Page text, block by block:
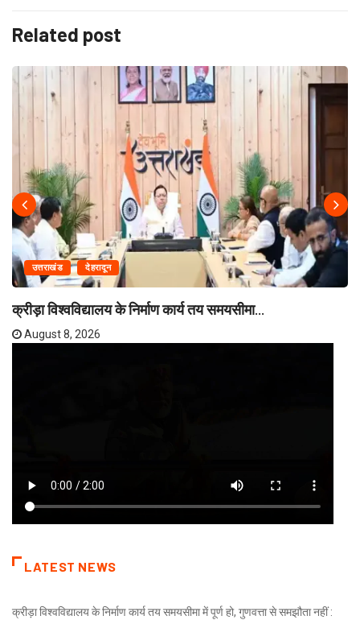
Related post
उत्तराखंड देहरादून
क्रीड़ा विश्वविद्यालय के निर्माण कार्य तय समयसीमा...
August 8, 2026
LATEST NEWS
क्रीड़ा विश्वविद्यालय के निर्माण कार्य तय समयसीमा में पूर्ण हो, गुणवत्ता से समझौता नहीं :